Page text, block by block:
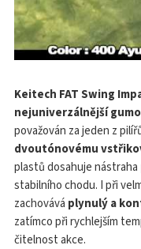
Keitech FAT Swing
nejuniverzálnější
považován za jeden z
dvoutónovému
plastů dosahuje nástraha
stabilního chodu. I při
zachovává plynulý a
zatímco při rychlejším
čitelnost akce.